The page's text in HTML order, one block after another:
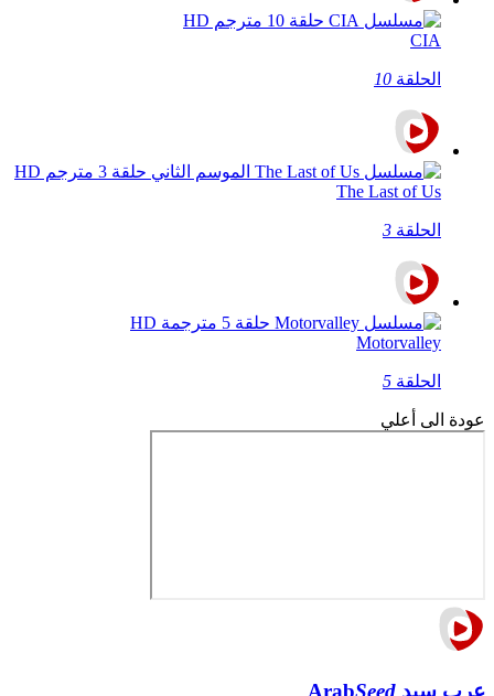
CIA
الحلقة 10
The Last of Us
الحلقة 3
Motorvalley
الحلقة 5
عودة الى أعلي
عرب سيد ArabSeed